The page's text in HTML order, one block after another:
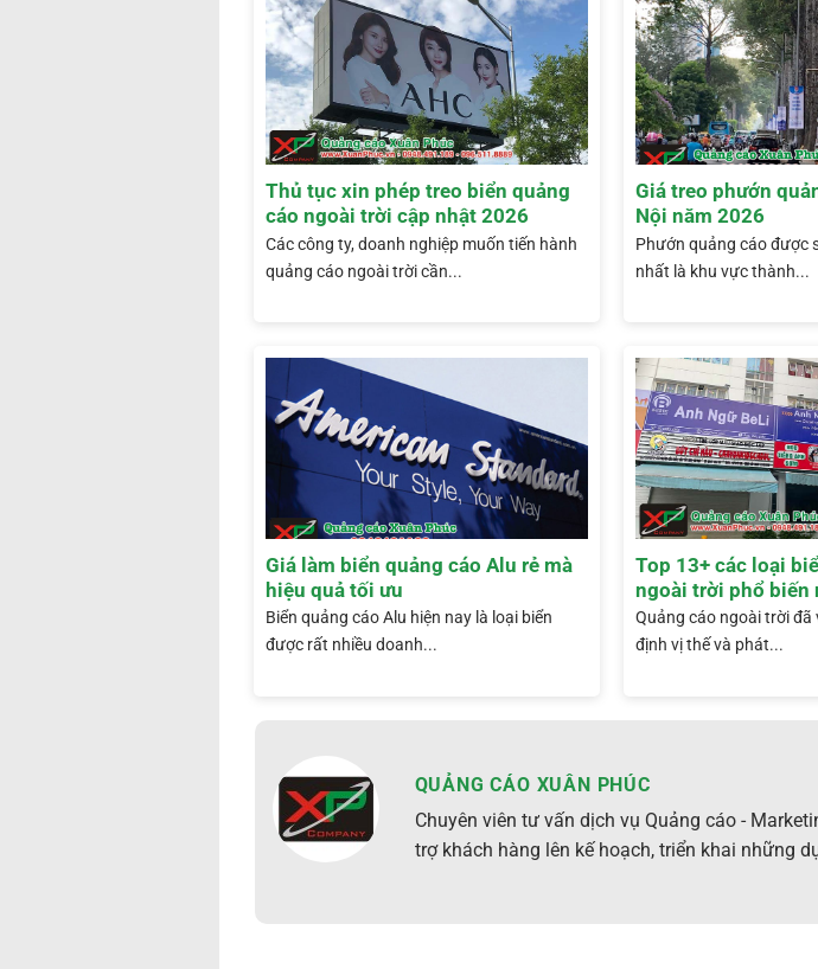
Thủ tục xin phép treo biển quảng
cáo ngoài trời cập nhật 2026
Các công ty, doanh nghiệp muốn tiến hành
quảng cáo ngoài trời cần...
Giá treo phướn
Nội năm 2026
Phướn quảng cáo được
nhất là khu vực thành...
Giá làm biển quảng cáo Alu rẻ mà
hiệu quả tối ưu
Biển quảng cáo Alu hiện nay là loại biển
được rất nhiều doanh...
Top 13+ các loại
ngoài trời phổ biến
Quảng cáo ngoài trời đã
định vị thế và phát...
QUẢNG CÁO XUÂN PHÚC
Chuyên viên tư vấn dịch vụ Quảng cáo -
trợ khách hàng lên kế hoạch, triển khai những